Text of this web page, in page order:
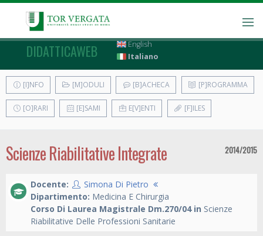
DIDATTICAWEB
English
Italiano
[I]NFO [M]ODULI [B]ACHECA [P]ROGRAMMA
[O]RARI [E]SAMI E[V]ENTI [F]ILES
Scienze Riabilitative Integrate 2014/2015
Docente:
Simona Di Pietro
Dipartimento: Medicina E Chirurgia
Corso Di Laurea Magistrale Dm.270/04 in Scienze
Riabilitative Delle Professioni Sanitarie